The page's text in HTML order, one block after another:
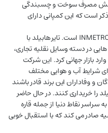
مصرف سوخت و چسبندگی
است که این کمپانی دارای
تاییدیهGCC ، SONCAP ، DOT ، ECE و INMETRO است. تایر هابیلد با
در دسته وسایل نقلیه تجاری،
بازار جهانی کرد. این شرکت
شرایط آب و هوایی مختلف
و وفاداران این برند قادر باشند
را خریداری کنند. در حال حاضر
سراسر نقاط دنیا از جمله قاره
صادر می کند که با استقبال خوبی